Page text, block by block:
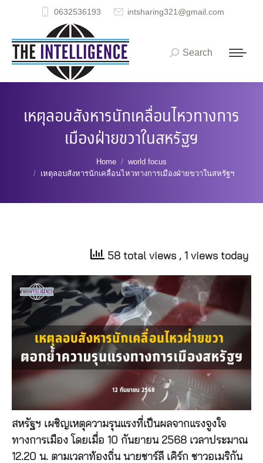
0632536193 intsharing321@gmail.com
Search:
Search
เหตุลอบสังหารนักเคลื่อนไหวทางการ
เมืองฝ่ายขวาในสหรัฐฯ
Home
world focus
เหตุลอบสังหารนักเคลื่อนไหวทางการเมืองฝ่ายขวาในสหรัฐฯ
58 total views , 1 views today
สหรัฐฯ เผชิญเหตุความรุนแรงที่เป็นผลจากแรงจูงใจ
ทางการเมือง โดยเมื่อ 10 กันยายน 2568 เวลาประมาณ
12.20 น. ตามเวลาท้องถิ่น นายชาร์ลี เคิร์ก ชาวอเมริกัน